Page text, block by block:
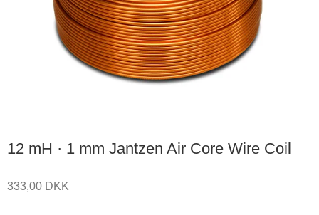
12 mH · 1 mm Jantzen Air Core Wire Coil
333,00 DKK